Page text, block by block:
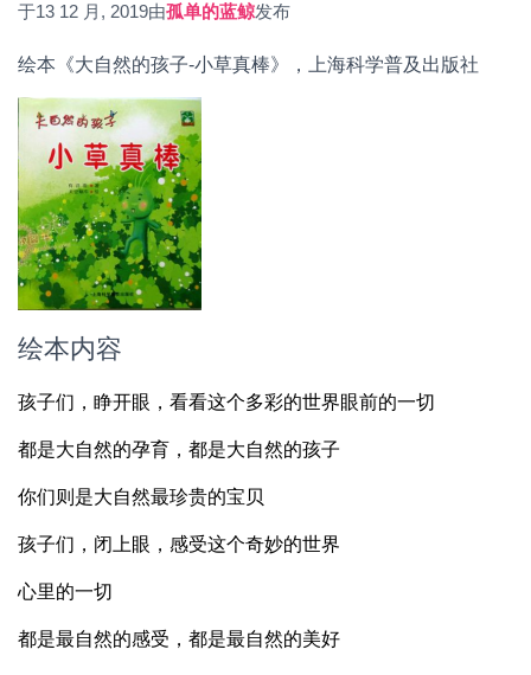
于13 12 月, 2019由孤单的蓝鲸发布
绘本《大自然的孩子-小草真棒》，上海科学普及出版社
绘本内容
孩子们，睁开眼，看看这个多彩的世界眼前的一切
都是大自然的孕育，都是大自然的孩子
你们则是大自然最珍贵的宝贝
孩子们，闭上眼，感受这个奇妙的世界
心里的一切
都是最自然的感受，都是最自然的美好